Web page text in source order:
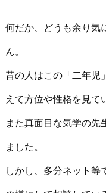
何だか、どうも余り気
ん。
昔の人はこの「二年児
えて方位や性格を見て
また真面目な気学の先
ました。
しかし、多分ネット